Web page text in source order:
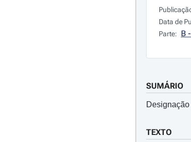
Data de
Parte: B
SUMÁRIO
TEXTO